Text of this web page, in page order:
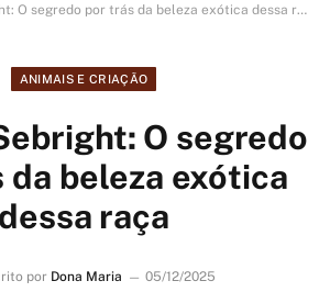
O segredo por trás da beleza exótica dessa raça
ANIMAIS E CRIAÇÃO
O segredo
da beleza exótica
dessa raça
por Dona Maria
05/12/2025